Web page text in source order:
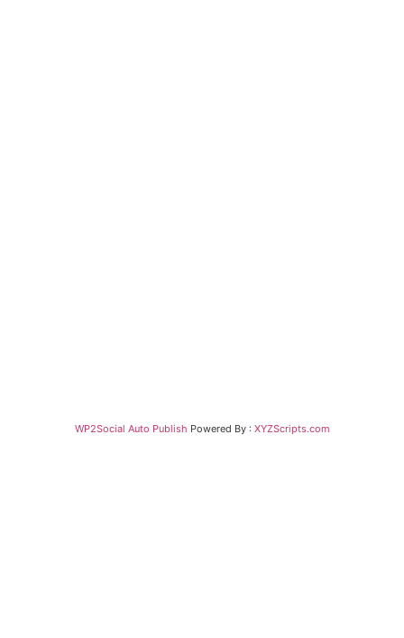
WP2Social Auto Publish Powered By : XYZScripts.com